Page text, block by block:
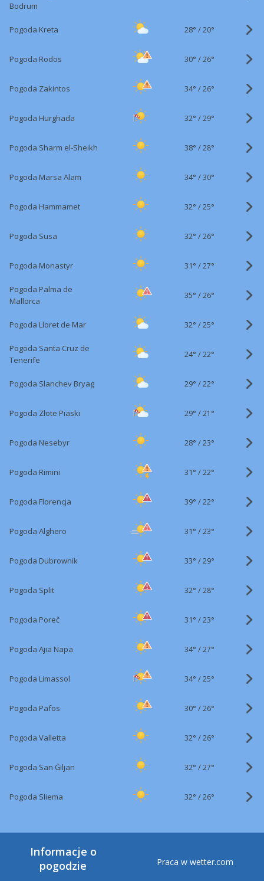
Bodrum
Pogoda Kreta 28° /20°
Pogoda Rodos 30° /26°
Pogoda Zakintos 34° /26°
Pogoda Hurghada 32° /29°
Pogoda Sharm el-Sheikh 38° /28°
Pogoda Marsa Alam 34° /30°
Pogoda Hammamet 32° /25°
Pogoda Susa 32° /26°
Pogoda Monastyr 31° /27°
Pogoda Palma de
Mallorca
35° /26°
Pogoda Lloret de Mar 32° /25°
Pogoda Santa Cruz de
Tenerife
24° /22°
Pogoda Slanchev Bryag 29° /22°
Pogoda Złote Piaski 29° /21°
Pogoda Nesebyr 28° /23°
Pogoda Rimini 31° /22°
Pogoda Florencja 39° /22°
Pogoda Alghero 31° /23°
Pogoda Dubrownik 33° /29°
Pogoda Split 32° /28°
Pogoda Poreč 31° /23°
Pogoda Ajia Napa 34° /27°
Pogoda Limassol 34° /25°
Pogoda Pafos 30° /26°
Pogoda Valletta 32° /26°
Pogoda San Ġiljan 32° /27°
Pogoda Sliema 32° /26°
Informacje o
pogodzie
Praca w wetter.com